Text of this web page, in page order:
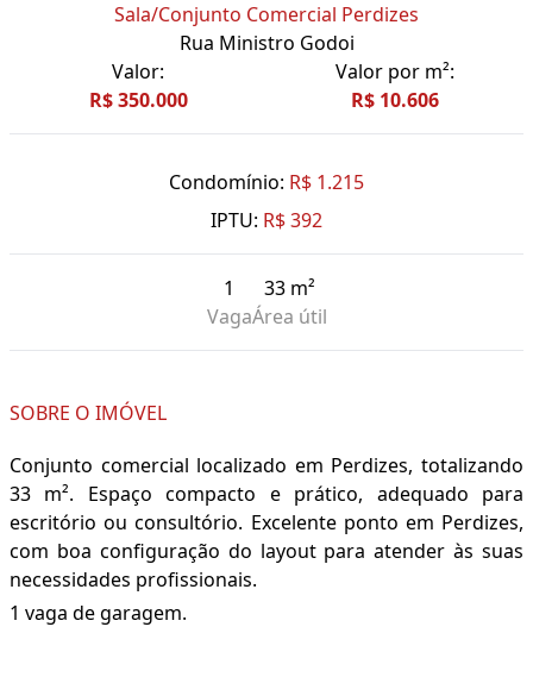
Sala/Conjunto Comercial Perdizes
Rua Ministro Godoi
Valor:
R$ 350.000
Valor por m²:
R$ 10.606
Condomínio: R$ 1.215
IPTU: R$ 392
1
Vaga
33 m²
Área útil
SOBRE O IMÓVEL
Conjunto comercial localizado em Perdizes, totalizando
33 m². Espaço compacto e prático, adequado para
escritório ou consultório. Excelente ponto em Perdizes,
com boa configuração do layout para atender às suas
necessidades profissionais.
1 vaga de garagem.